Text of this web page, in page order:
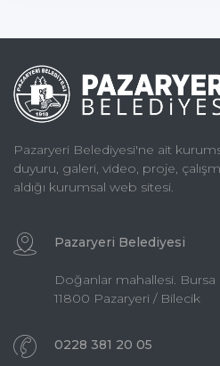
Pazaryeri Belediyesi'ne ait
duyuru, galeri, video, proje,
aldığı kurumsal web sitesi.
Pazaryeri Belediyesi
Doğanlar mahallesi. Bursa
11800 Pazaryeri / Bilecik
0228 381 20 05